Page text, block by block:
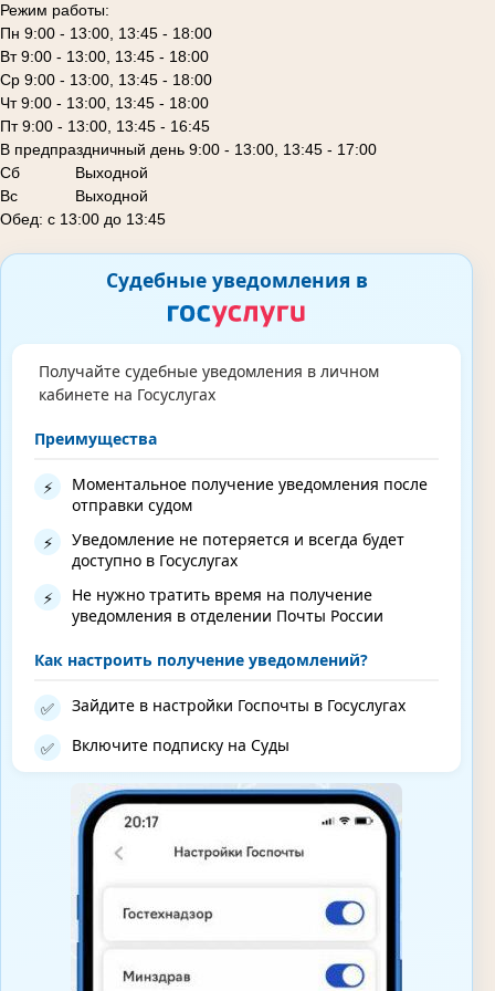
Режим работы:
Пн 9:00 - 13:00, 13:45 - 18:00
Вт 9:00 - 13:00, 13:45 - 18:00
Ср 9:00 - 13:00, 13:45 - 18:00
Чт 9:00 - 13:00, 13:45 - 18:00
Пт 9:00 - 13:00, 13:45 - 16:45
В предпраздничный день 9:00 - 13:00, 13:45 - 17:00
Сб
Выходной
Вс Выходной
Обед: с 13:00 до 13:45
Судебные уведомления в
Получайте судебные уведомления в личном
кабинете на Госуслугах
Преимущества
⚡
Моментальное получение уведомления после
отправки судом
⚡
Уведомление не потеряется и всегда будет
доступно в Госуслугах
⚡
Не нужно тратить время на получение
уведомления в отделении Почты России
Как настроить получение уведомлений?
✅ Зайдите в настройки Госпочты в Госуслугах
✅ Включите подписку на Суды